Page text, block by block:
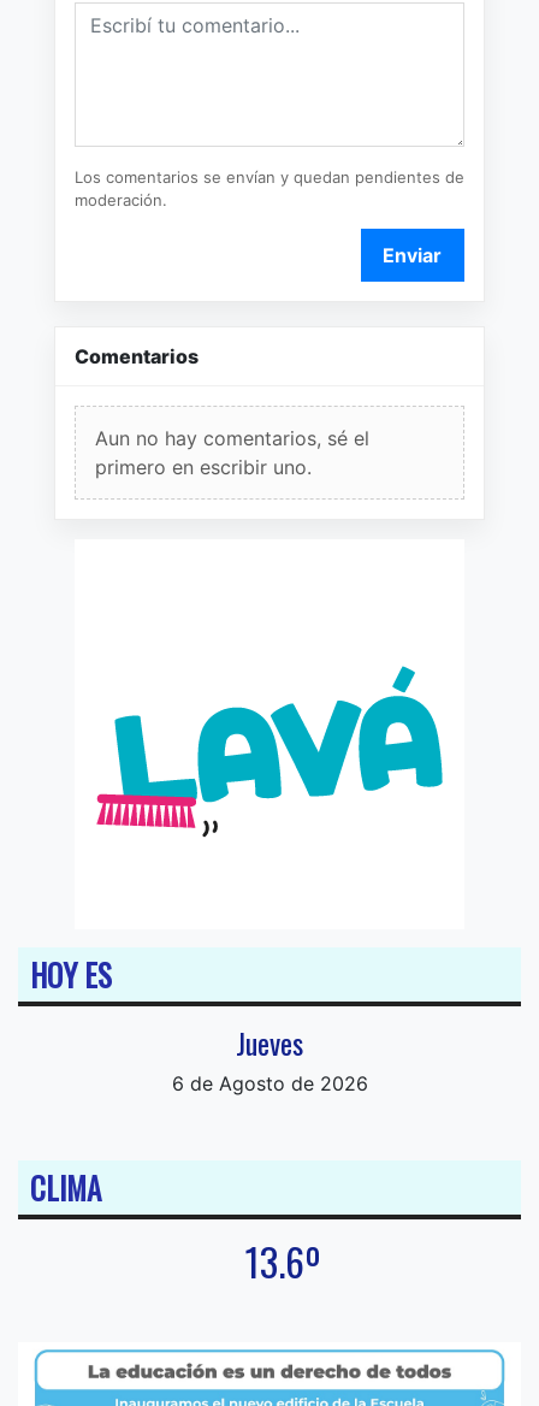
Los comentarios se envían y quedan pendientes de
moderación.
Enviar
Comentarios
Aun no hay comentarios, sé el
primero en escribir uno.
HOY ES
Jueves
6 de Agosto de 2026
CLIMA
13.6º